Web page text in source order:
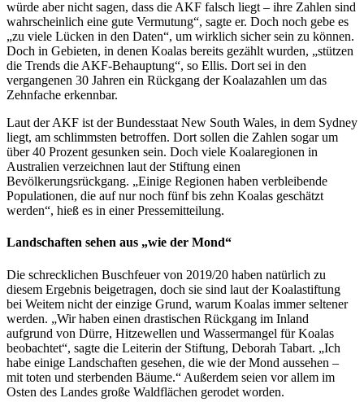
würde aber nicht sagen, dass die AKF falsch liegt – ihre Zahlen sind
wahrscheinlich eine gute Vermutung“, sagte er. Doch noch gebe es
„zu viele Lücken in den Daten“, um wirklich sicher sein zu können.
Doch in Gebieten, in denen Koalas bereits gezählt wurden, „stützen
die Trends die AKF-Behauptung“, so Ellis. Dort sei in den
vergangenen 30 Jahren ein Rückgang der Koalazahlen um das
Zehnfache erkennbar.
Laut der AKF ist der Bundesstaat New South Wales, in dem Sydney
liegt, am schlimmsten betroffen. Dort sollen die Zahlen sogar um
über 40 Prozent gesunken sein. Doch viele Koalaregionen in
Australien verzeichnen laut der Stiftung einen
Bevölkerungsrückgang. „Einige Regionen haben verbleibende
Populationen, die auf nur noch fünf bis zehn Koalas geschätzt
werden“, hieß es in einer Pressemitteilung.
Landschaften sehen aus „wie der Mond“
Die schrecklichen Buschfeuer von 2019/20 haben natürlich zu
diesem Ergebnis beigetragen, doch sie sind laut der Koalastiftung
bei Weitem nicht der einzige Grund, warum Koalas immer seltener
werden. „Wir haben einen drastischen Rückgang im Inland
aufgrund von Dürre, Hitzewellen und Wassermangel für Koalas
beobachtet“, sagte die Leiterin der Stiftung, Deborah Tabart. „Ich
habe einige Landschaften gesehen, die wie der Mond aussehen –
mit toten und sterbenden Bäume.“ Außerdem seien vor allem im
Osten des Landes große Waldflächen gerodet worden.